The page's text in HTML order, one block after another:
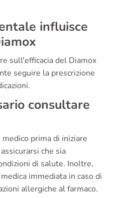
influisce
sull'efficacia del Diamox
seguire la prescrizione
consultare
prima di iniziare
che sia
di salute. Inoltre,
immediata in caso di
allergiche al farmaco.